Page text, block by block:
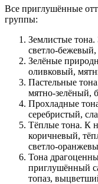
Все приглушённые
группы:
Землистые
светло-бежевый,
Зелёные
оливковый,
Пастельные
мятно-зелёный,
Прохладные
серебристый,
Тёплые тона. К
коричневый,
светло-
Тона
приглушённый
топаз,